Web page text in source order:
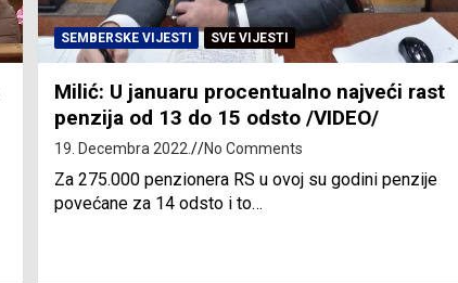
SEMBERSKE VIJESTI SVE VIJESTI
Milić: U januaru procentualno najveći rast
penzija od 13 do 15 odsto /VIDEO/
19. Decembra 2022. No Comments
Za 275.000 penzionera RS u ovoj su godini penzije
povećane za 14 odsto i to…